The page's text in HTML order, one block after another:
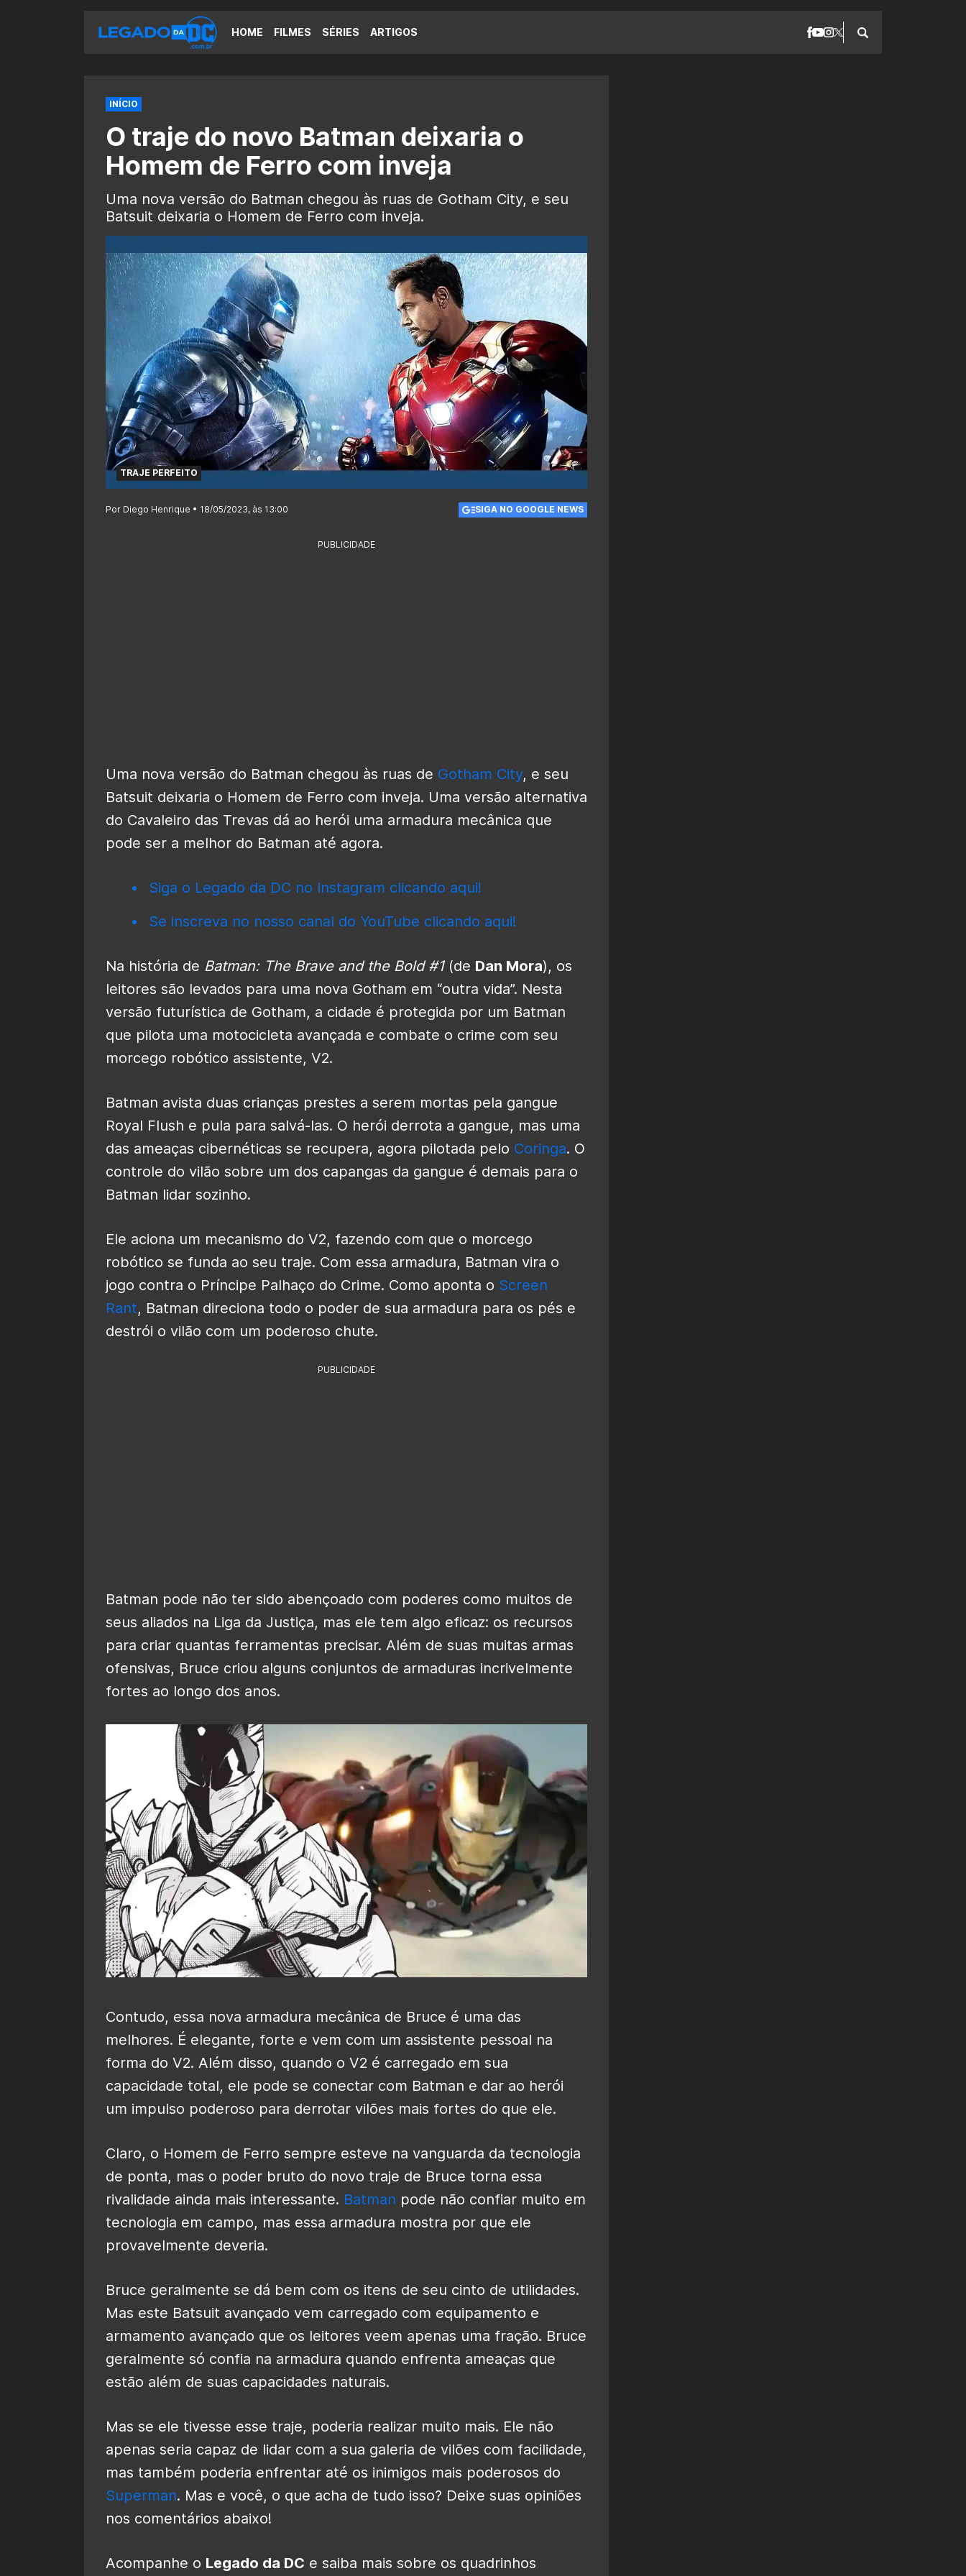
HOME FILMES SÉRIES ARTIGOS
INÍCIO
O traje do novo Batman deixaria o
Homem de Ferro com inveja
Uma nova versão do Batman chegou às ruas de Gotham City, e seu
Batsuit deixaria o Homem de Ferro com inveja.
TRAJE PERFEITO
Por Diego Henrique • 18/05/2023, às 13:00 SIGA NO GOOGLE NEWS
PUBLICIDADE
Uma nova versão do Batman chegou às ruas de Gotham City, e seu
Batsuit deixaria o Homem de Ferro com inveja. Uma versão alternativa
do Cavaleiro das Trevas dá ao herói uma armadura mecânica que
pode ser a melhor do Batman até agora.
Siga o Legado da DC no Instagram clicando aqui!
Se inscreva no nosso canal do YouTube clicando aqui!
Na história de Batman: The Brave and the Bold #1(de Dan Mora), os
leitores são levados para uma nova Gotham em “outra vida”. Nesta
versão futurística de Gotham, a cidade é protegida por um Batman
que pilota uma motocicleta avançada e combate o crime com seu
morcego robótico assistente, V2.
Batman avista duas crianças prestes a serem mortas pela gangue
Royal Flush e pula para salvá-las. O herói derrota a gangue, mas uma
das ameaças cibernéticas se recupera, agora pilotada pelo Coringa. O
controle do vilão sobre um dos capangas da gangue é demais para o
Batman lidar sozinho.
Ele aciona um mecanismo do V2, fazendo com que o morcego
robótico se funda ao seu traje. Com essa armadura, Batman vira o
jogo contra o Príncipe Palhaço do Crime. Como aponta o Screen
Rant, Batman direciona todo o poder de sua armadura para os pés e
destrói o vilão com um poderoso chute.
PUBLICIDADE
Batman pode não ter sido abençoado com poderes como muitos de
seus aliados na Liga da Justiça, mas ele tem algo eficaz: os recursos
para criar quantas ferramentas precisar. Além de suas muitas armas
ofensivas, Bruce criou alguns conjuntos de armaduras incrivelmente
fortes ao longo dos anos.
Contudo, essa nova armadura mecânica de Bruce é uma das
melhores. É elegante, forte e vem com um assistente pessoal na
forma do V2. Além disso, quando o V2 é carregado em sua
capacidade total, ele pode se conectar com Batman e dar ao herói
um impulso poderoso para derrotar vilões mais fortes do que ele.
Claro, o Homem de Ferro sempre esteve na vanguarda da tecnologia
de ponta, mas o poder bruto do novo traje de Bruce torna essa
rivalidade ainda mais interessante. Batman pode não confiar muito em
tecnologia em campo, mas essa armadura mostra por que ele
provavelmente deveria.
Bruce geralmente se dá bem com os itens de seu cinto de utilidades.
Mas este Batsuit avançado vem carregado com equipamento e
armamento avançado que os leitores veem apenas uma fração. Bruce
geralmente só confia na armadura quando enfrenta ameaças que
estão além de suas capacidades naturais.
Mas se ele tivesse esse traje, poderia realizar muito mais. Ele não
apenas seria capaz de lidar com a sua galeria de vilões com facilidade,
mas também poderia enfrentar até os inimigos mais poderosos do
Superman. Mas e você, o que acha de tudo isso? Deixe suas opiniões
nos comentários abaixo!
Acompanhe o Legado da DC e saiba mais sobre os quadrinhos